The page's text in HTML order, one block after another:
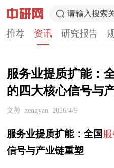
请输入搜索
推荐 资讯 研究报告
服务业提质扩能：
的四大核心信号与
文教 zengyan 2026/4/9
服务业提质扩能：全国
信号与产业链重塑